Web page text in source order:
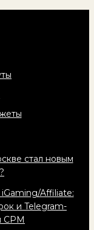
стал новым
Affiliate:
и Telegram-
CPM